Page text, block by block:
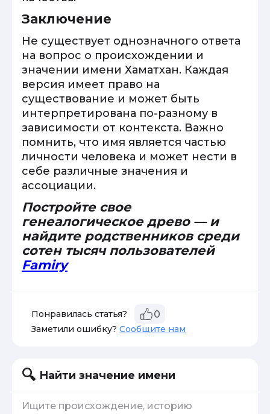
Заключение
Не существует однозначного ответа
на вопрос о происхождении и
значении имени Хаматхан. Каждая
версия имеет право на
существование и может быть
интерпретирована по-разному в
зависимости от контекста. Важно
помнить, что имя является частью
личности человека и может нести в
себе различные значения и
ассоциации.
Постройте свое
генеалогическое древо — и
найдите родственников среди
сотен тысяч пользователей
Famiry
Понравилась статья? 0
Заметили ошибку? Сообщите нам
Найти значение имени
Ищите происхождение, историю